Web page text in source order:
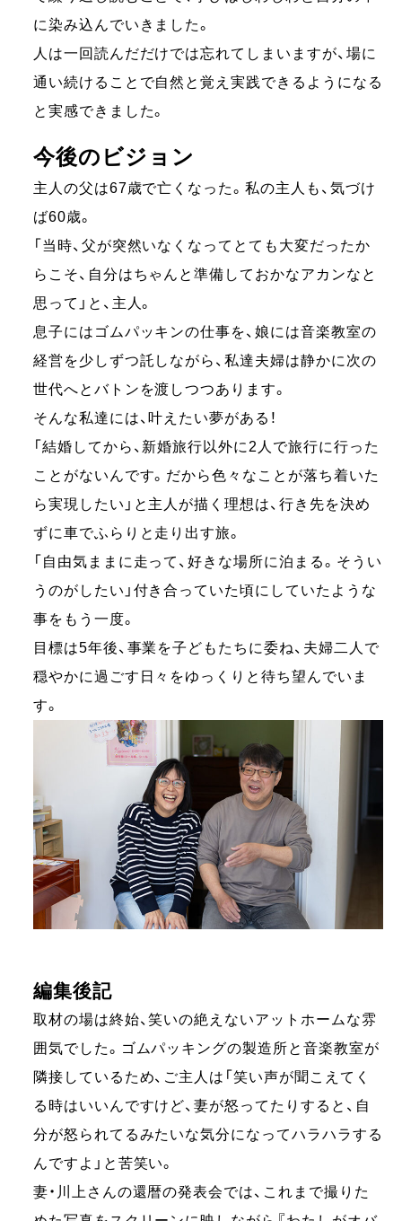
に染み込んでいきました。
人は一回読んだだけでは忘れてしまいますが、場に
通い続けることで自然と覚え実践できるようになる
と実感できました。
今後のビジョン
主人の父は67歳で亡くなった。私の主人も、気づけ
ば60歳。
「当時、父が突然いなくなってとても大変だったか
らこそ、自分はちゃんと準備しておかなアカンなと
思って」と、主人。
息子にはゴムパッキンの仕事を、娘には音楽教室の
経営を少しずつ託しながら、私達夫婦は静かに次の
世代へとバトンを渡しつつあります。
そんな私達には、叶えたい夢がある！
「結婚してから、新婚旅行以外に2人で旅行に行った
ことがないんです。だから色々なことが落ち着いた
ら実現したい」と主人が描く理想は、行き先を決め
ずに車でふらりと走り出す旅。
「自由気ままに走って、好きな場所に泊まる。そうい
うのがしたい」付き合っていた頃にしていたような
事をもう一度。
目標は5年後、事業を子どもたちに委ね、夫婦二人で
穏やかに過ごす日々をゆっくりと待ち望んでいま
す。
編集後記
取材の場は終始、笑いの絶えないアットホームな雰
囲気でした。ゴムパッキングの製造所と音楽教室が
隣接しているため、ご主人は「笑い声が聞こえてく
る時はいいんですけど、妻が怒ってたりすると、自
分が怒られてるみたいな気分になってハラハラする
んですよ」と苦笑い。
妻・川上さんの還暦の発表会では、これまで撮りた